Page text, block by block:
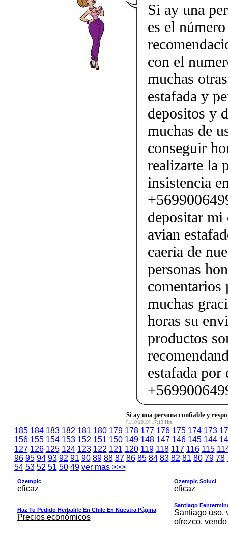
Si ay una
es el
con el
muchas
estafada y
depositos y
muchas de
conseguir
realizarte la
insistencia
depositar mi
avian
caeria de
personas
comentarios
muchas
horas su
productos
estafada por
Si ay una persona confiable y
[1/10/2019] 17:13 Hrs.
185 184 183 182 181 180 179 178 177 176 175 174 173
156 155 154 153 152 151 150 149 148 147 146 145 144
127 126 125 124 123 122 121 120 119 118 117 116 115
96 95 94 93 92 91 90 89 88 87 86 85 84 83 82 81 80 79 78
54 53 52 51 50 49 ver mas >>>
Ozempic
eficaz
Ozempic Soluci
eficaz
Haz Tu Pedido Herbalife En Chile En Nuestra Página
Precios económicos
Santiago
Santiago uso,
ofrezco, vendo